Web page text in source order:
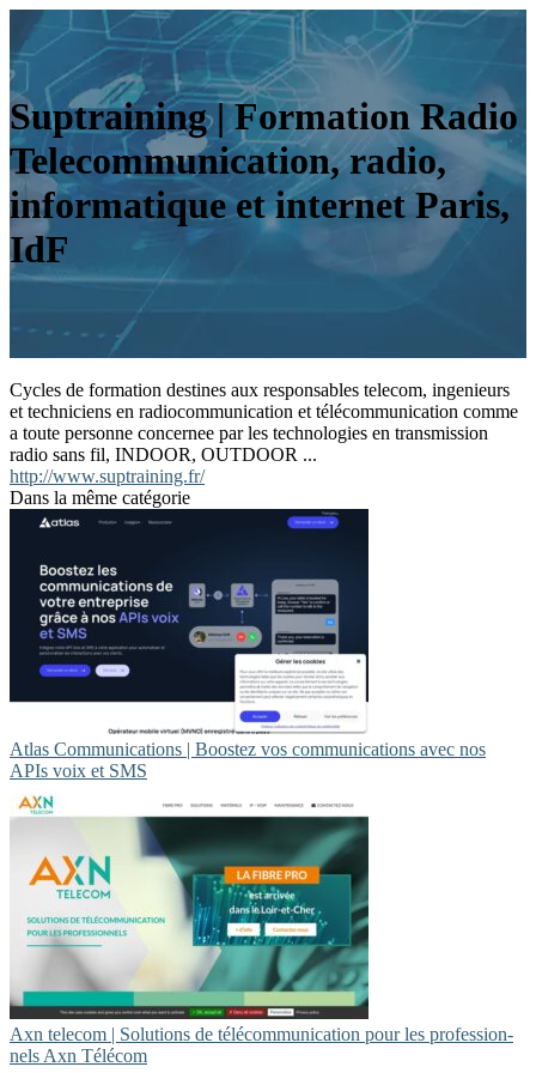
Suptraining | Formation Radio
Telecom­munica­tion, radio,
infor­mati­que et internet Paris,
IdF
Cycles de formation destines aux responsables telecom, ingenieurs
et techniciens en radiocommunication et télécommunication comme
a toute personne concernee par les technologies en transmission
radio sans fil, INDOOR, OUTDOOR ...
http://www.suptraining.fr/
Dans la même catégorie
Atlas Communications | Boostez vos communications avec nos
APIs voix et SMS
Axn telecom | Solutions de télécom­munica­tion pour les profes­sion­
nels Axn Télécom